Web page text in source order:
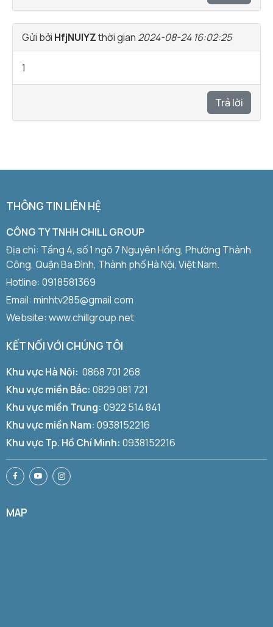
Gửi bởi HfjNUlYZthời gian 2024-08-24 16:02:25
1
Trả lời
THÔNG TIN LIÊN HỆ
CÔNG TY TNHH CHILL GROUP
Địa chỉ: Tầng 4, số 1 ngõ 7 Nguyên Hồng, Phường Thành
Công, Quận Ba Đình, Thành phố Hà Nội, Việt Nam.
Hotline: 0918581369
Email: minhtv285@gmail.com
Website: www.chillgroup.net
KẾT NỐI VỚI CHÚNG TÔI
Khu vực Hà Nội: 0868 701 268
Khu vực miền Bắc: 0829 081 721
Khu vực miền Trung: 0922 514 841
Khu vực miền Nam: 0938152216
Khu vực Tp. Hồ Chí Minh: 0938152216
MAP